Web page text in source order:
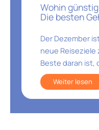
Wohin
Die besten
Der Dezember
neue
Beste daran ist,
Weiter lesen